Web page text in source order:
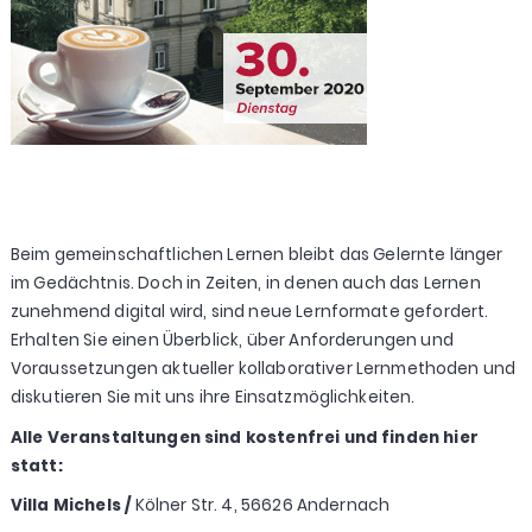
Beim gemeinschaftlichen Lernen bleibt das Gelernte länger
im Gedächtnis. Doch in Zeiten, in denen auch das Lernen
zunehmend digital wird, sind neue Lernformate gefordert.
Erhalten Sie einen Überblick, über Anforderungen und
Voraussetzungen aktueller kollaborativer Lernmethoden und
diskutieren Sie mit uns ihre Einsatzmöglichkeiten.
Alle Veranstaltungen sind kostenfrei und finden hier
statt:
Villa Michels / Kölner Str. 4, 56626 Andernach